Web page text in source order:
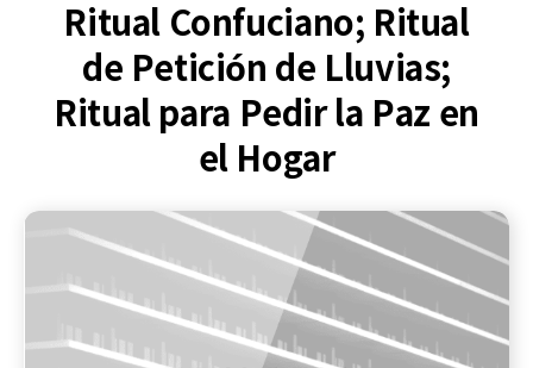
Ritual Confuciano; Ritual
de Petición de Lluvias;
Ritual para Pedir la Paz en
el Hogar